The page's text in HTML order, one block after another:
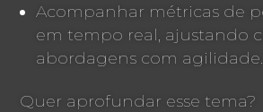
Acompanhar métricas de
em tempo real, ajustando
abordagens com agilidade.
Quer aprofundar esse tema?